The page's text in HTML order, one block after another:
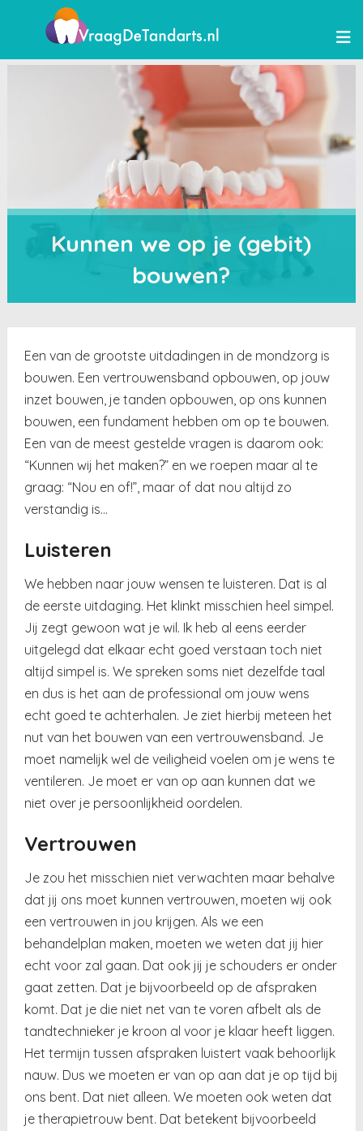
Kunnen we op je (gebit)
bouwen?
Een van de grootste uitdadingen in de mondzorg is
bouwen. Een vertrouwensband opbouwen, op jouw
inzet bouwen, je tanden opbouwen, op ons kunnen
bouwen, een fundament hebben om op te bouwen.
Een van de meest gestelde vragen is daarom ook:
“Kunnen wij het maken?” en we roepen maar al te
graag: “Nou en of!”, maar of dat nou altijd zo
verstandig is…
Luisteren
We hebben naar jouw wensen te luisteren. Dat is al
de eerste uitdaging. Het klinkt misschien heel simpel.
Jij zegt gewoon wat je wil. Ik heb al eens eerder
uitgelegd dat elkaar echt goed verstaan toch niet
altijd simpel is. We spreken soms niet dezelfde taal
en dus is het aan de professional om jouw wens
echt goed te achterhalen. Je ziet hierbij meteen het
nut van het bouwen van een vertrouwensband. Je
moet namelijk wel de veiligheid voelen om je wens te
ventileren. Je moet er van op aan kunnen dat we
niet over je persoonlijkheid oordelen.
Vertrouwen
Je zou het misschien niet verwachten maar behalve
dat jij ons moet kunnen vertrouwen, moeten wij ook
een vertrouwen in jou krijgen. Als we een
behandelplan maken, moeten we weten dat jij hier
echt voor zal gaan. Dat ook jij je schouders er onder
gaat zetten. Dat je bijvoorbeeld op de afspraken
komt. Dat je die niet net van te voren afbelt als de
tandtechnieker je kroon al voor je klaar heeft liggen.
Het termijn tussen afspraken luistert vaak behoorlijk
nauw. Dus we moeten er van op aan dat je op tijd bij
ons bent. Dat niet alleen. We moeten ook weten dat
je therapietrouw bent. Dat betekent bijvoorbeeld